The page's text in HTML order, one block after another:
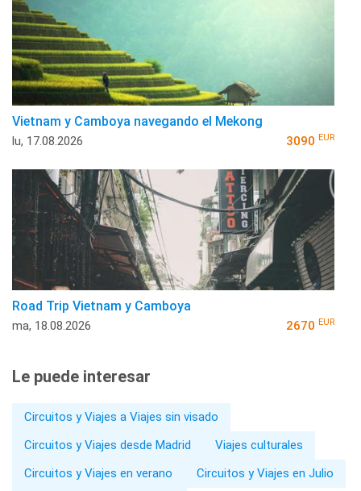
Vietnam y Camboya navegando el Mekong
lu, 17.08.2026 3090 EUR
Road Trip Vietnam y Camboya
ma, 18.08.2026 2670 EUR
Le puede interesar
Circuitos y Viajes a Viajes sin visado
Circuitos y Viajes desde Madrid
Viajes culturales
Circuitos y Viajes en verano
Circuitos y Viajes en Julio